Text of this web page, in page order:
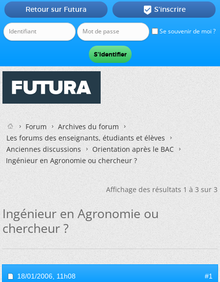
Se souvenir de moi ?
Retour sur Futura  S'inscrire
Forum
Archives du forum
Les forums des enseignants, étudiants et élèves
Anciennes discussions
Orientation après le BAC
Ingénieur en Agronomie ou chercheur ?
Affichage des résultats 1 à 3 sur 3
Ingénieur en Agronomie ou
chercheur ?
18/01/2006, 11h08 #1